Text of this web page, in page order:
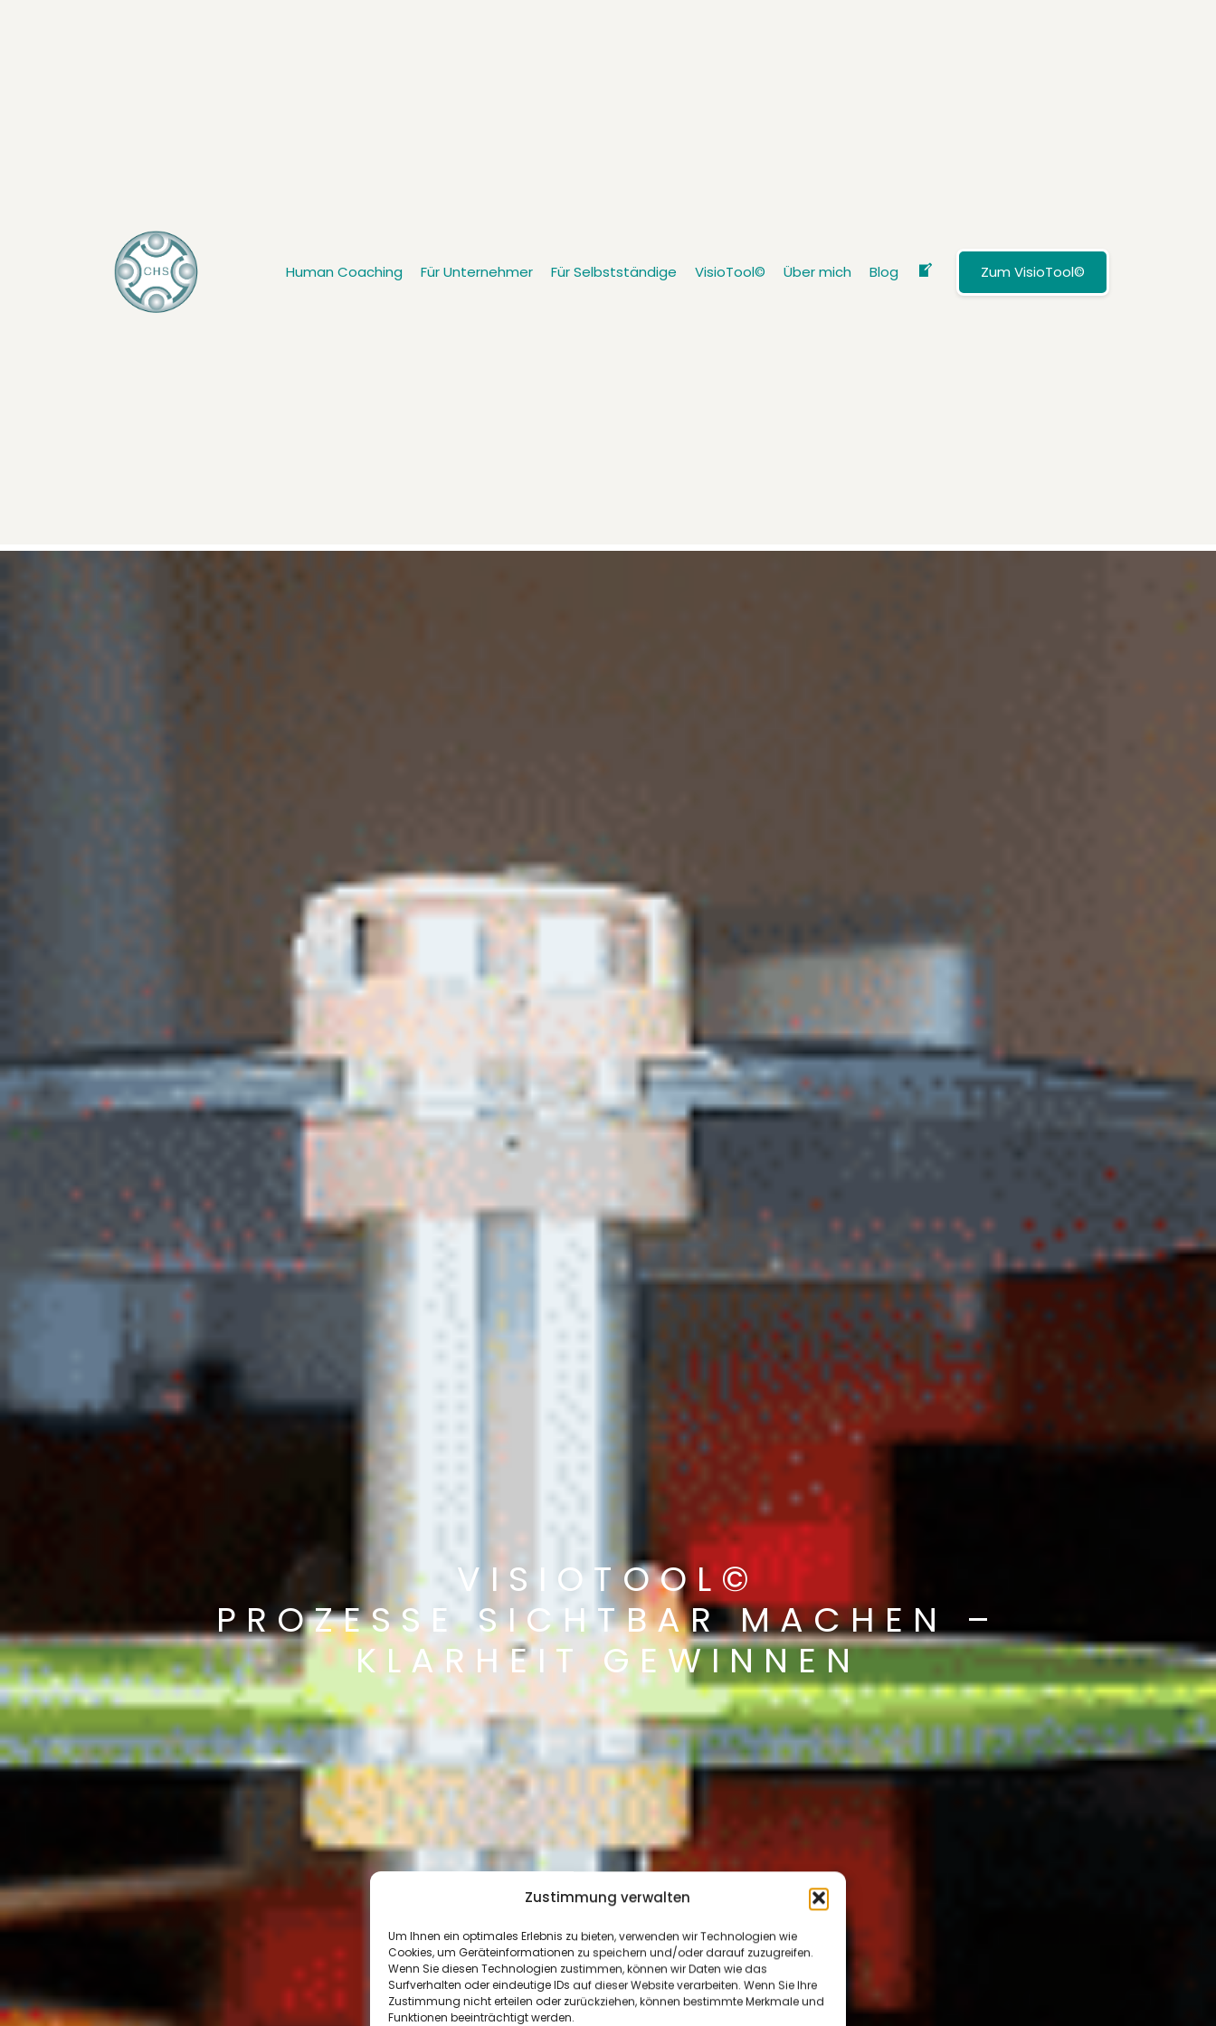
Zustimmung verwalten
Um Ihnen ein optimales Erlebnis zu bieten, verwenden wir Technologien wie
Cookies, um Geräteinformationen zu speichern und/oder darauf zuzugreifen.
Wenn Sie diesen Technologien zustimmen, können wir Daten wie das
Surfverhalten oder eindeutige IDs auf dieser Website verarbeiten. Wenn Sie Ihre
Zustimmung nicht erteilen oder zurückziehen, können bestimmte Merkmale und
Funktionen beeinträchtigt werden.
Human Coaching Für Unternehmer Für Selbstständige VisioTool© Über mich Blog Kontakt (ICON)Zum VisioTool©
VISIOTOOL©
PROZESSE SICHTBAR MACHEN –
KLARHEIT GEWINNEN